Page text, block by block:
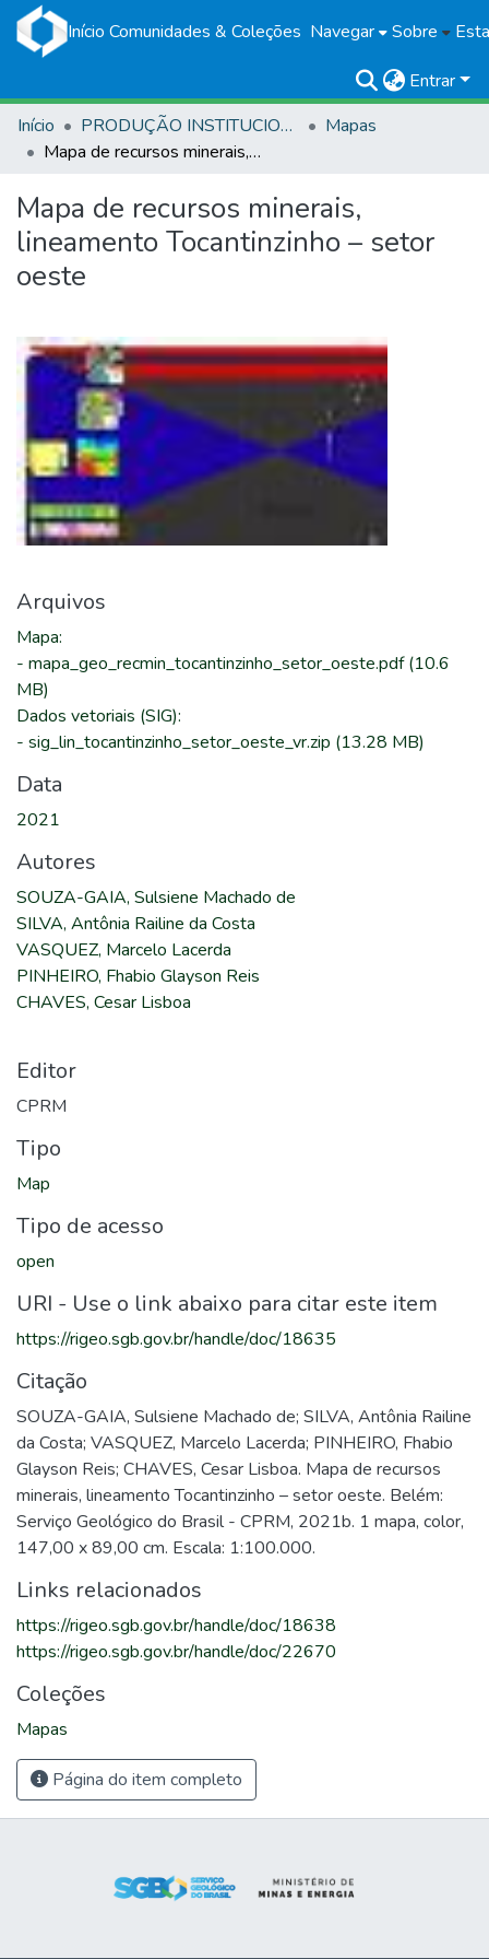
Início Comunidades & Coleções Navegar Sobre
Entrar
Início
PRODUÇÃO INSTITUCIONAL
Mapas
Mapa de recursos minerais, lineamento Tocantinzinho – setor oeste
Mapa de recursos minerais,
lineamento Tocantinzinho – setor
oeste
Arquivos
Mapa:
- mapa_geo_recmin_tocantinzinho_setor_oeste.pdf(10.6
MB)
Dados vetoriais (SIG):
- sig_lin_tocantinzinho_setor_oeste_vr.zip (13.28 MB)
Data
2021
Autores
SOUZA-GAIA, Sulsiene Machado de
SILVA, Antônia Railine da Costa
VASQUEZ, Marcelo Lacerda
PINHEIRO, Fhabio Glayson Reis
CHAVES, Cesar Lisboa
Editor
CPRM
Tipo
Map
Tipo de acesso
open
URI - Use o link abaixo para citar este item
https://rigeo.sgb.gov.br/handle/doc/18635
Citação
SOUZA-GAIA, Sulsiene Machado de; SILVA, Antônia Railine
da Costa; VASQUEZ, Marcelo Lacerda; PINHEIRO, Fhabio
Glayson Reis; CHAVES, Cesar Lisboa. Mapa de recursos
minerais, lineamento Tocantinzinho – setor oeste. Belém:
Serviço Geológico do Brasil - CPRM, 2021b. 1 mapa, color,
147,00 x 89,00 cm. Escala: 1:100.000.
Links relacionados
https://rigeo.sgb.gov.br/handle/doc/18638
https://rigeo.sgb.gov.br/handle/doc/22670
Coleções
Mapas
Página do item completo